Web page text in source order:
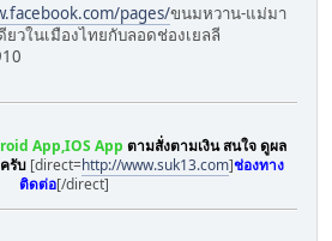
pages/ขนมหวาน-แม่มา
ยวในเมืองไทยกับลอดช่องเยลลี
App,IOS App ตามสั่งตามเงิน สนใจ ดูผล
รับ[direct=http://www.suk13.com]ช่องทาง
ติดต่อ[/direct]